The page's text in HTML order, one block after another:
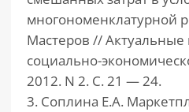
многономенклатурной
Мастеров //
социально-
2012. N 2. С. 21 — 24.
3. Соплина Е.А.